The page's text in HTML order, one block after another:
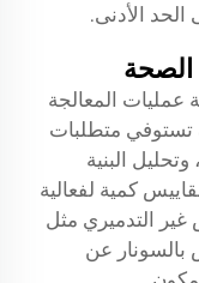
الحد الأدنى.
الصحة
عمليات المعالجة
تستوفي متطلبات
البنية
كمية لفعالية
التدميري مثل
عن